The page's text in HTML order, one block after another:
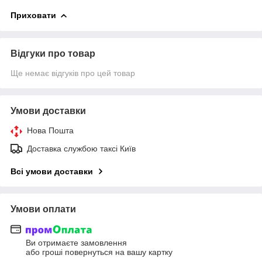
Приховати
Відгуки про товар
Ще немає відгуків про цей товар
Умови доставки
Нова Пошта
Доставка службою таксі Київ
Всі умови доставки
Умови оплати
Ви отримаєте замовлення
або гроші повернуться на вашу картку